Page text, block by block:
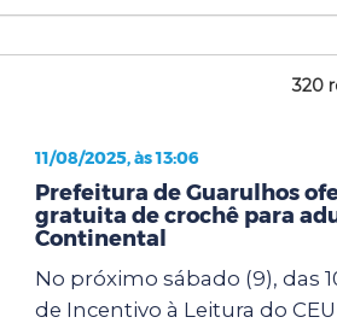
320
11/08/2025, às 13:06
Prefeitura de Guarulhos
gratuita de crochê para
Continental
No próximo sábado (9), das
de Incentivo à Leitura do